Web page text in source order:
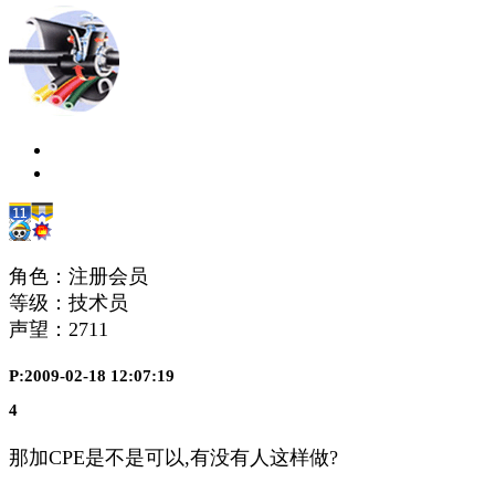
角色：注册会员
等级：技术员
声望： 2711
P:2009-02-18 12:07:19
4
那加CPE是不是可以,有没有人这样做?